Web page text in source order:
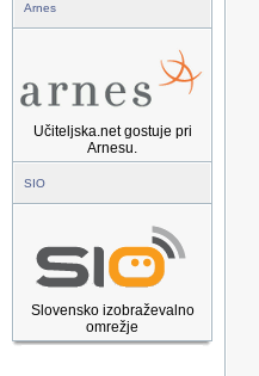
Arnes
Učiteljska.net gostuje pri
Arnesu.
SIO
Slovensko izobraževalno
omrežje